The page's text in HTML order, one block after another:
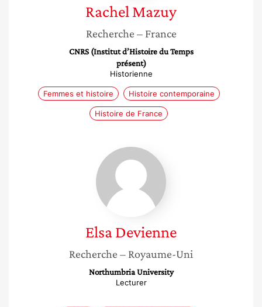
Rachel Mazuy
Recherche – France
CNRS (Institut d’Histoire du Temps
présent)
Historienne
Femmes et histoire Histoire contemporaine
Histoire de France
Elsa
Devienne
ElsaDevienne
Recherche – Royaume-Uni
Northumbria University
Lecturer